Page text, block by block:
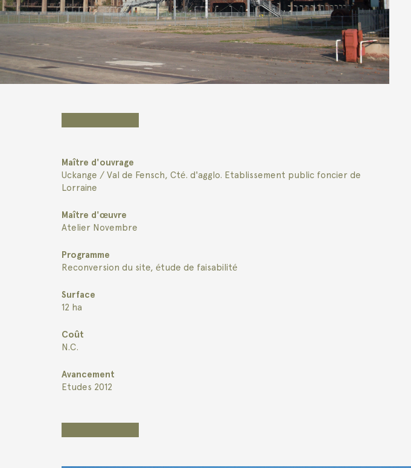
Maître d'ouvrage
Uckange / Val de Fensch, Cté. d'agglo. Etablissement public foncier de
Lorraine
Maître d'œuvre
Atelier Novembre
Programme
Reconversion du site, étude de faisabilité
Surface
12 ha
Coût
N.C.
Avancement
Etudes 2012